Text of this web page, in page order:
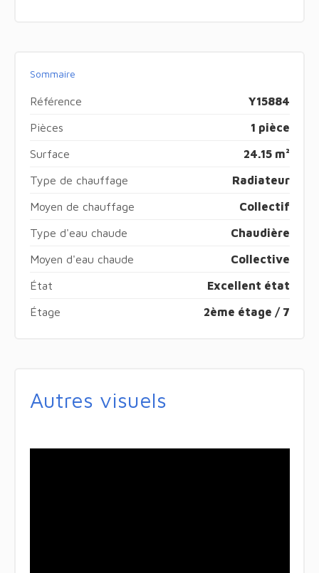
Sommaire
Référence Y15884
Pièces 1 pièce
Surface 24.15 m²
Type de chauffage Radiateur
Moyen de chauffage Collectif
Type d'eau chaude Chaudière
Moyen d'eau chaude Collective
État Excellent état
Étage 2ème étage / 7
Autres visuels